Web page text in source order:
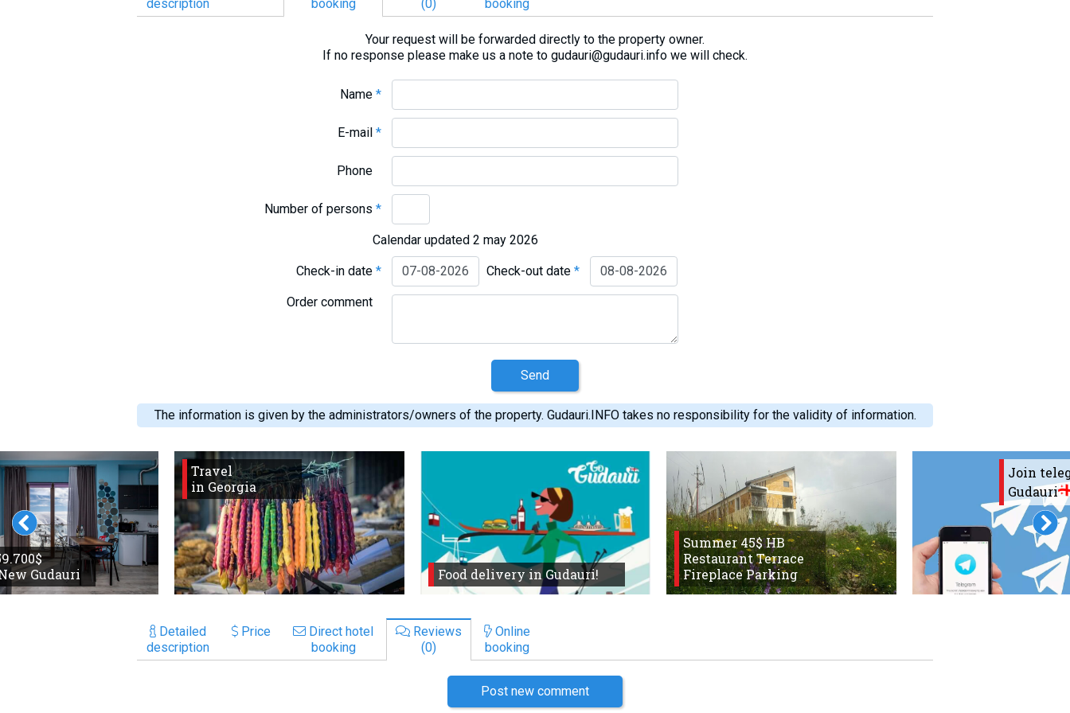
description
booking
(0)
booking
Your request will be forwarded directly to the property owner.
If no response please make us a note to gudauri@gudauri.info we will check.
Name*
E-mail*
Phone
Number of persons*
Calendar updated 2 may 2026
Check-in date* Check-out date*
Order comment
Send
The information is given by the administrators/owners of the property. Gudauri.INFO takes no responsibility for the validity of information.
Gudauri
Travel
in Georgia
Food delivery in Gudauri!
Summer 45$ HB
Restaurant Terrace
Fireplace Parking
Join
Gudauri
Detailed
description
Price
Direct hotel
booking
Reviews
(0)
Online
booking
Post new comment